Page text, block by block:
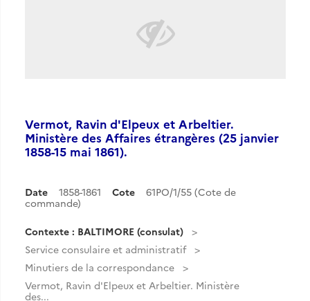
Vermot, Ravin d'Elpeux et Arbeltier.
Ministère des Affaires étrangères (25 janvier
1858-15 mai 1861).
Date 1858-1861 Cote
61PO/1/55 (Cote de
commande)
Contexte : BALTIMORE (consulat)
Service consulaire et administratif
Minutiers de la correspondance
Vermot, Ravin d'Elpeux et Arbeltier. Ministère
des...